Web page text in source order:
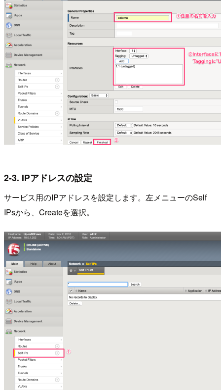
2-3. IPアドレスの設定
サービス用のIPアドレスを設定します。左メニューのSelf
IPsから、Createを選択。